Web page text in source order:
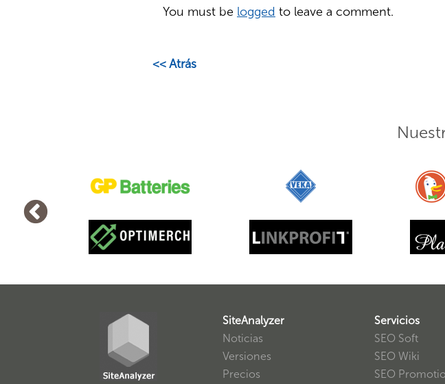
You must be logged to leave a comment.
<< Atrás
SiteAnalyzer
Noticias
Versiones
Precios
Servicios
SEO Soft
SEO Wiki
SEO